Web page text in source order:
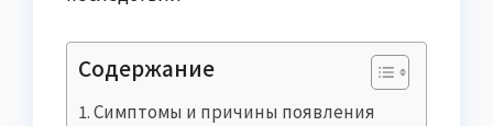
Содержание
Симптомы и причины появления